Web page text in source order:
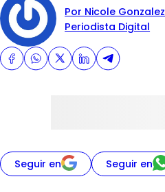
Por Nicole Gonzalez
Periodista Digital
Seguir en Seguir en